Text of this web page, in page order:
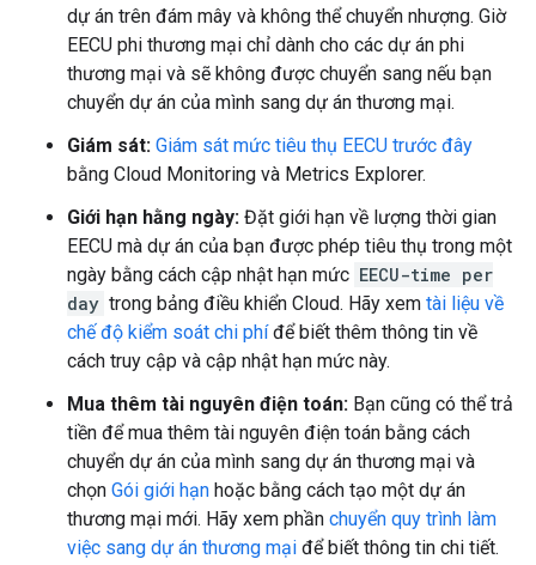
dự án trên đám mây và không thể chuyển nhượng. Giờ
EECU phi thương mại chỉ dành cho các dự án phi
thương mại và sẽ không được chuyển sang nếu bạn
chuyển dự án của mình sang dự án thương mại.
Giám sát: Giám sát mức tiêu thụ EECU trước đây
bằng Cloud Monitoring và Metrics Explorer.
Giới hạn hằng ngày: Đặt giới hạn về lượng thời gian
EECU mà dự án của bạn được phép tiêu thụ trong một
ngày bằng cách cập nhật hạn mức EECU-time per
day trong bảng điều khiển Cloud. Hãy xem tài liệu về
chế độ kiểm soát chi phíđể biết thêm thông tin về
cách truy cập và cập nhật hạn mức này.
Mua thêm tài nguyên điện toán: Bạn cũng có thể trả
tiền để mua thêm tài nguyên điện toán bằng cách
chuyển dự án của mình sang dự án thương mại và
chọn Gói giới hạn hoặc bằng cách tạo một dự án
thương mại mới. Hãy xem phần chuyển quy trình làm
việc sang dự án thương mại để biết thông tin chi tiết.